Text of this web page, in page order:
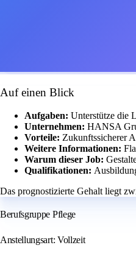
Auf einen Blick
Aufgaben: Unterstütze die
Unternehmen: HANSA
Vorteile: Zukunftssicherer
Weitere Informationen:
Warum dieser Job:
Qualifikationen:
Das prognostizierte Gehalt liegt
Berufsgruppe Pflege
Anstellungsart: Vollzeit